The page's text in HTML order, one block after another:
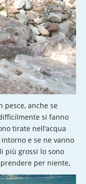
pesce, anche se
si fanno
tirate nell’acqua
intorno e se ne vanno
più grossi lo sono
per niente,